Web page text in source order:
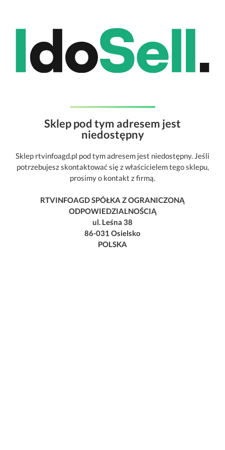
Sklep pod tym adresem jest
niedostępny
Sklep rtvinfoagd.pl pod tym adresem jest niedostępny. Jeśli
potrzebujesz skontaktować się z właścicielem tego sklepu,
prosimy o kontakt z firmą.
RTVINFOAGD SPÓŁKA Z OGRANICZONĄ
ODPOWIEDZIALNOŚCIĄ
ul. Leśna 38
86-031 Osielsko
POLSKA